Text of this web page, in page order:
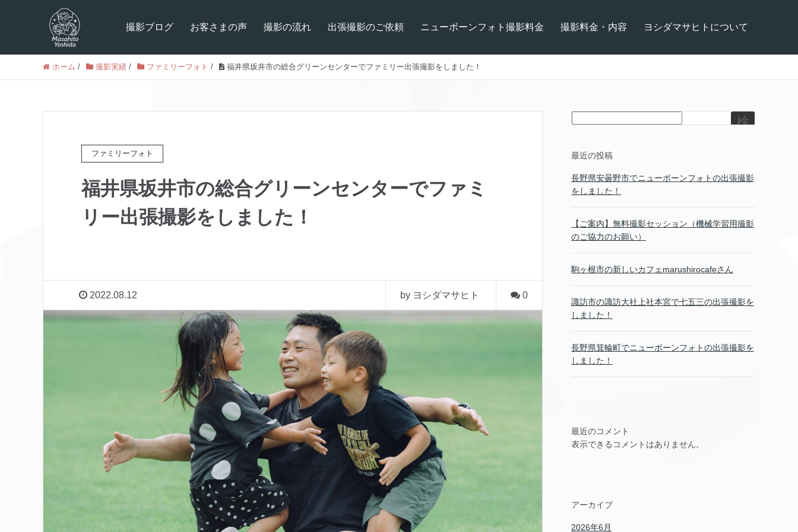
撮影ブログ お客さまの声 撮影の流れ 出張撮影のご依頼 ニューボーンフォト撮影料金 撮影料金・内容 ヨシダマサヒトについて
ホーム / 撮影実績 / ファミリーフォト / 福井県坂井市の総合グリーンセンターでファミリー出張撮影をしました！
ファミリーフォト
福井県坂井市の総合グリーンセンターでファミ
リー出張撮影をしました！
2022.08.12 by ヨシダマサヒト 0
検
最近の投稿
長野県安曇野市でニューボーンフォトの出張撮影
をしました！
【ご案内】無料撮影セッション（機械学習用撮影
のご協力のお願い）
駒ヶ根市の新しいカフェmarushirocafeさん
諏訪市の諏訪大社上社本宮で七五三の出張撮影を
しました！
長野県箕輪町でニューボーンフォトの出張撮影を
しました！
最近のコメント
表示できるコメントはありません。
アーカイブ
2026年6月